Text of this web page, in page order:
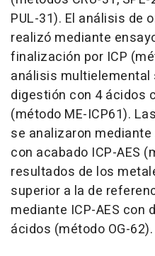
PUL-31). El análisis de
realizó mediante
finalización por ICP
análisis multielemental
digestión con 4 ácidos
(método ME-ICP61).
se analizaron
con acabado ICP-AES
resultados de los
superior a la de
mediante ICP-AES con
ácidos (método OG-62).